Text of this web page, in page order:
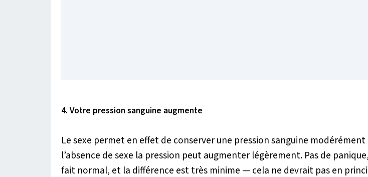
4. Votre pression sanguine augmente
Le sexe permet en effet de conserver une pression sanguine modérément
l’absence de sexe la pression peut augmenter légèrement. Pas de
fait normal, et la différence est très minime — cela ne devrait pas en